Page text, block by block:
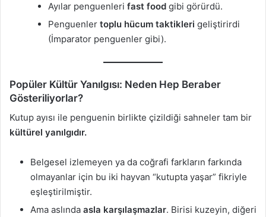
Ayılar penguenleri fast food gibi görürdü.
Penguenler toplu hücum taktikleri geliştirirdi
(İmparator penguenler gibi).
Popüler Kültür Yanılgısı: Neden Hep Beraber
Gösteriliyorlar?
Kutup ayısı ile penguenin birlikte çizildiği sahneler tam bir
kültürel yanılgıdır.
Belgesel izlemeyen ya da coğrafi farkların farkında
olmayanlar için bu iki hayvan “kutupta yaşar” fikriyle
eşleştirilmiştir.
Ama aslında asla karşılaşmazlar. Birisi kuzeyin, diğeri